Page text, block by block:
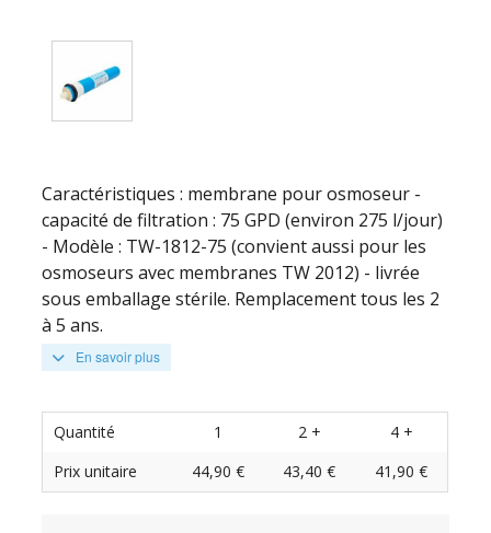
Caractéristiques : membrane pour osmoseur -
capacité de filtration : 75 GPD (environ 275 l/jour)
- Modèle : TW-1812-75 (convient aussi pour les
osmoseurs avec membranes TW 2012) - livrée
sous emballage stérile. Remplacement tous les 2
à 5 ans.
En savoir plus
Quantité 1 2 +
4 +
Prix unitaire
44,90 € 43,40 € 41,90 €